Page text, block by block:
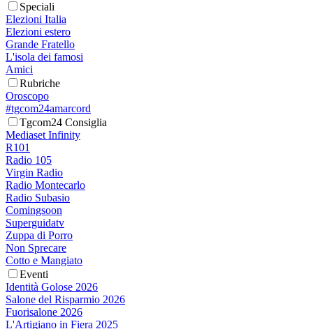
Speciali
Elezioni Italia
Elezioni estero
Grande Fratello
L'isola dei famosi
Amici
Rubriche
Oroscopo
#tgcom24amarcord
Tgcom24 Consiglia
Mediaset Infinity
R101
Radio 105
Virgin Radio
Radio Montecarlo
Radio Subasio
Comingsoon
Superguidatv
Zuppa di Porro
Non Sprecare
Cotto e Mangiato
Eventi
Identità Golose 2026
Salone del Risparmio 2026
Fuorisalone 2026
L'Artigiano in Fiera 2025